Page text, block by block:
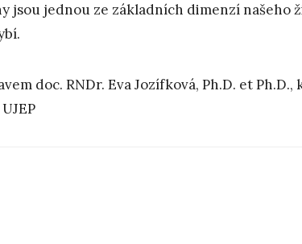
jsou jednou ze základních dimenzí našeho
doc. RNDr. Eva Jozífková, Ph.D. et